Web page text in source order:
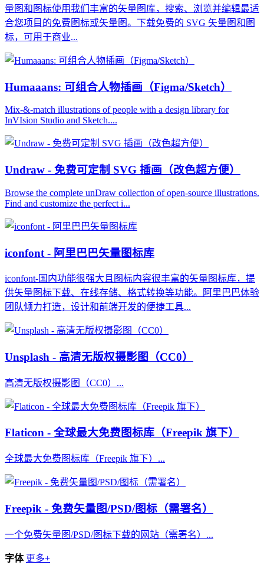
量图和图标使用我们丰富的矢量图库，搜索、浏览并编辑最适
合您项目的免费图标或矢量图。下载免费的 SVG 矢量图和图
标，可用于商业...
Humaaans: 可组合人物插画（Figma/Sketch）
Mix-&-match illustrations of people with a design library for
InVIsion Studio and Sketch....
Undraw - 免费可定制 SVG 插画（改色超方便）
Browse the complete unDraw collection of open-source illustrations.
Find and customize the perfect i...
iconfont - 阿里巴巴矢量图标库
iconfont-国内功能很强大且图标内容很丰富的矢量图标库，提
供矢量图标下载、在线存储、格式转换等功能。阿里巴巴体验
团队倾力打造，设计和前端开发的便捷工具...
Unsplash - 高清无版权摄影图（CC0）
高清无版权摄影图（CC0）...
Flaticon - 全球最大免费图标库（Freepik 旗下）
全球最大免费图标库（Freepik 旗下）...
Freepik - 免费矢量图/PSD/图标（需署名）
一个免费矢量图/PSD/图标下载的网站（需署名）...
字体 更多+